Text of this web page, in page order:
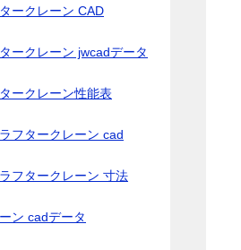
ークレーン CAD
ークレーン jwcadデータ
ークレーン性能表
フタークレーン cad
フタークレーン 寸法
ン cadデータ